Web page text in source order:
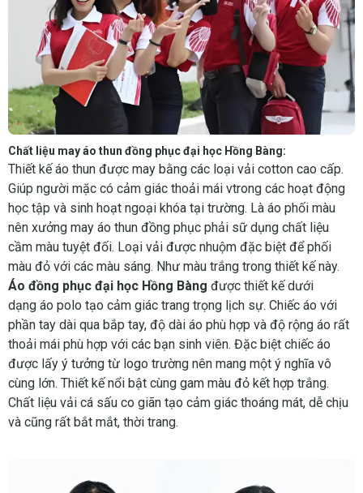
Chất liệu may áo thun đồng phục đại học Hồng Bàng:
Thiết kế áo thun được may bằng các loại vải cotton cao cấp.
Giúp người mặc có cảm giác thoải mái vtrong các hoạt động
học tập và sinh hoạt ngoại khóa tại trường. Là áo phối màu
nên xưởng may áo thun đồng phục phải sữ dụng chất liệu
cầm màu tuyệt đối. Loại vải được nhuộm đặc biệt để phối
màu đỏ với các màu sáng. Như màu trắng trong thiết kế này.
Áo đồng phục đại học Hồng Bàng được thiết kế dưới
dạng áo polo tạo cảm giác trang trọng lịch sự. Chiếc áo với
phần tay dài qua bắp tay, độ dài áo phù hợp và độ rộng áo rất
thoải mái phù hợp với các bạn sinh viên. Đặc biệt chiếc áo
được lấy ý tưởng từ logo trường nên mang một ý nghĩa vô
cùng lớn. Thiết kế nổi bật cùng gam màu đỏ kết hợp trắng.
Chất liệu vải cá sấu co giãn tạo cảm giác thoáng mát, dễ chịu
và cũng rất bắt mắt, thời trang.